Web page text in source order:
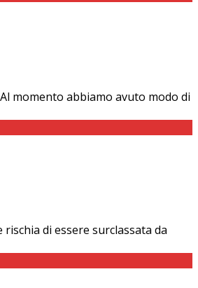
momento abbiamo avuto modo di
di essere surclassata da